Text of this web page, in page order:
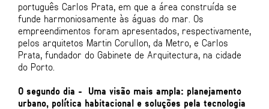
português Carlos Prata, em que a área construída se
funde harmoniosamente às águas do mar. Os
empreendimentos foram apresentados, respectivamente,
pelos arquitetos Martin Corullon, da Metro, e Carlos
Prata, fundador do Gabinete de Arquitectura, na cidade
do Porto.
O segundo dia - Uma visão mais ampla: planejamento
urbano, política habitacional e soluções pela tecnologia